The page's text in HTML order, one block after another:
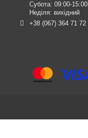
Субота: 09:00-15:00
Неділя: вихідний
+38 (067) 364 71 72